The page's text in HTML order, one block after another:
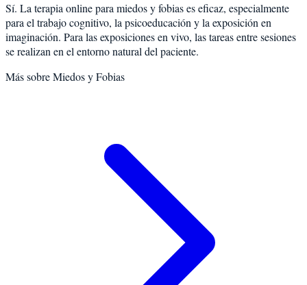
Sí. La terapia online para miedos y fobias es eficaz, especialmente
para el trabajo cognitivo, la psicoeducación y la exposición en
imaginación. Para las exposiciones en vivo, las tareas entre sesiones
se realizan en el entorno natural del paciente.
Más sobreMiedos y Fobias